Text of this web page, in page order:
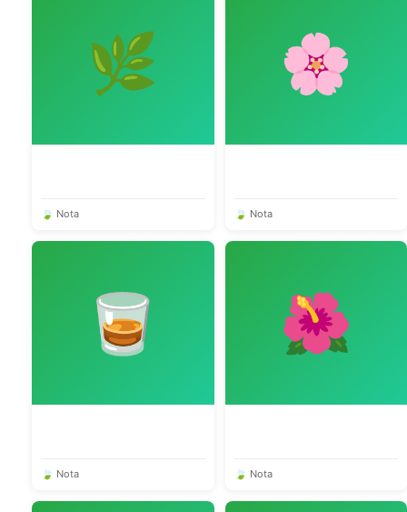
🌿
🍃 Nota
🌸
🍃 Nota
🥃
🍃 Nota
🌺
🍃 Nota